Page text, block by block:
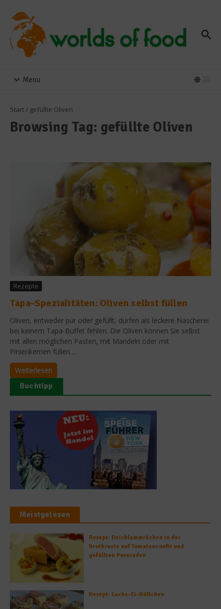
Menu
Start/ gefüllte Oliven
Browsing Tag: gefüllte Oliven
Rezepte
Tapa-Spezialitäten: Oliven selbst füllen
Oliven, entweder pur oder gefüllt, dürfen als leckere Nascherei
bei keinem Tapa-Buffet fehlen. Die Oliven können Sie selbst
mit allen möglichen Pasten, mit Mandeln oder mit
Pinienkernen füllen....
Weiterlesen
Buchtipp
Meistgelesen
Rezept: Deichlammrücken in der
Brotkruste auf Tomatenconfit und
gefüllten Poveraden
Rezept: Lachs-Ei-Röllchen